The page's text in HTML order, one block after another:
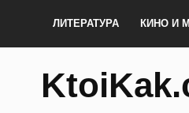
ЛИТЕРАТУРА КИНО И